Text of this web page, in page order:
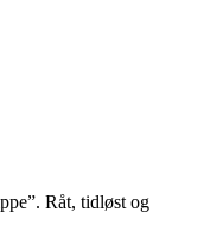
Råt, tidløst og